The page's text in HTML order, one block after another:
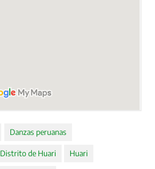
Danzas peruanas
Distrito de Huari Huari